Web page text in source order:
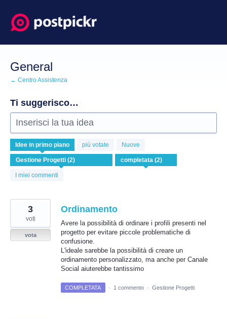
Salta
al
contenuto
General
← Centro Assistenza
Ti suggerisco…
Inserisci la tua idea
Idee in primo piano più votate Nuove
I miei commenti
risultati
trovati
Ordinamento
Avere la possibilità di ordinare i profili presenti nel
progetto per evitare piccole problematiche di
confusione.
L'ideale sarebbe la possibilità di creare un
ordinamento personalizzato, ma anche per Canale
Social aiuterebbe tantissimo
3
voti
vota
COMPLETATA · 1 commento · Gestione Progetti